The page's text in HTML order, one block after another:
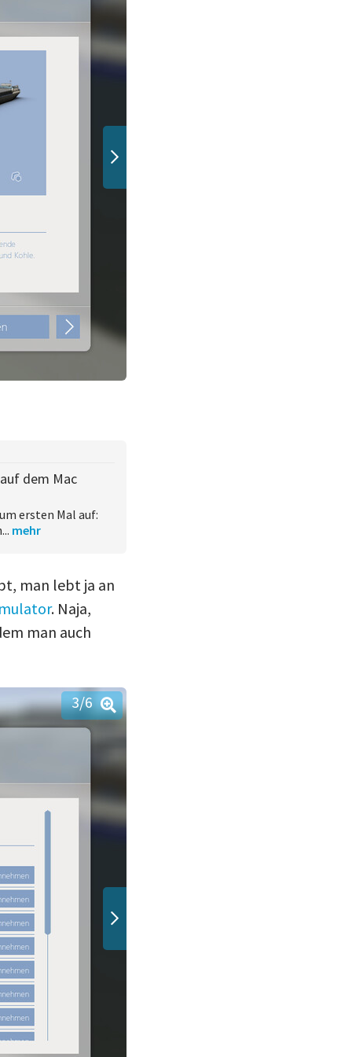
dem Mac
ersten Mal auf:
mehr
man lebt ja an
. Naja,
man auch
3/6